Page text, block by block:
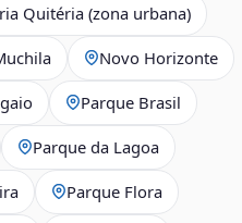
Quitéria (zona urbana)
Novo Horizonte
Parque Brasil
Parque da Lagoa
Parque Flora